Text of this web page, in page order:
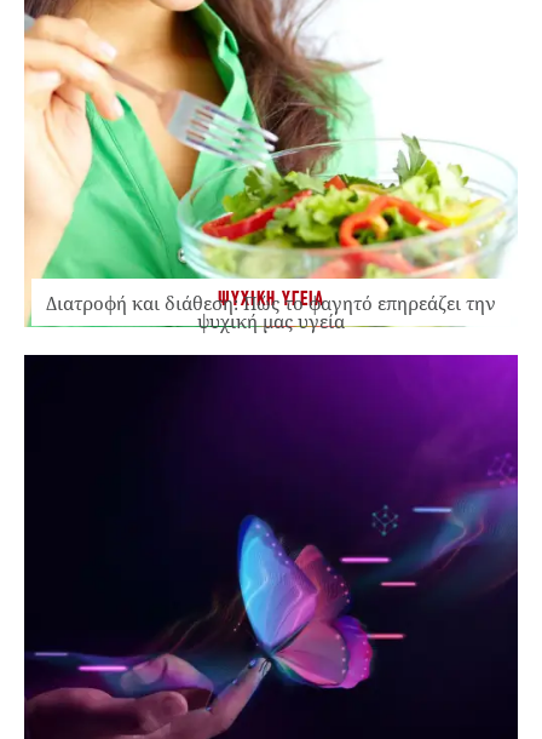
ΨΥΧΙΚΗ ΥΓΕΙΑ
Διατροφή και διάθεση: Πώς το φαγητό επηρεάζει την
ψυχική μας υγεία